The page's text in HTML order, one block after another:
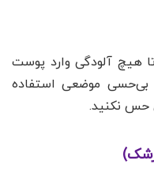
هیچ آلودگی وارد پوست
بی‌حسی موضعی استفاده
حس نکنید.